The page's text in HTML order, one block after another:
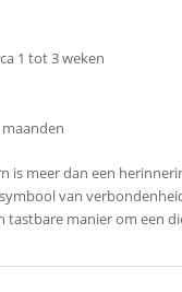
1 tot 3 weken
is meer dan een
van
tastbare manier om een